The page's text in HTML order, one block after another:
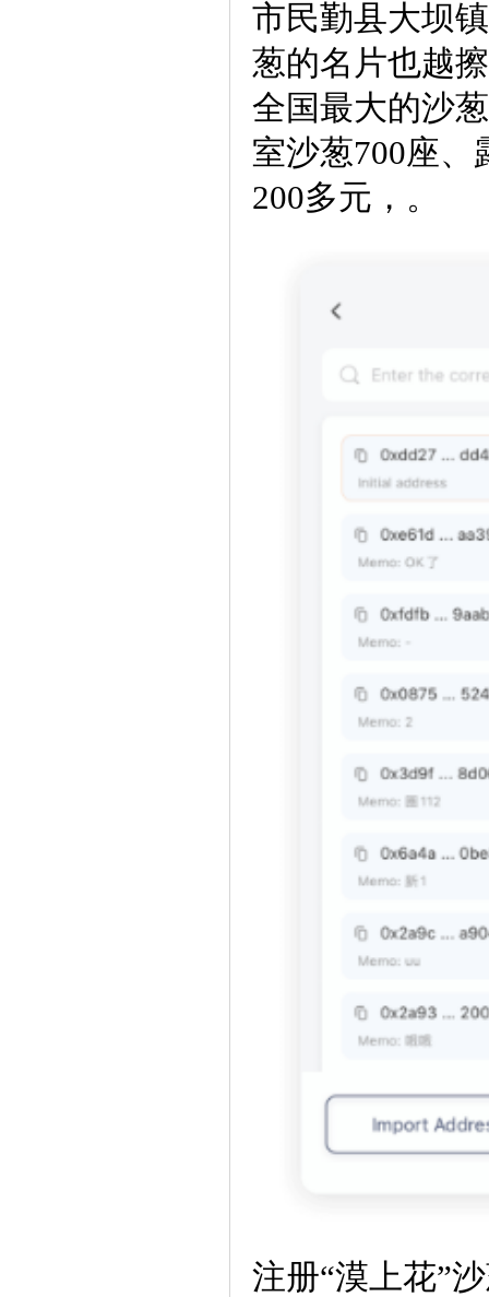
市民勤县大坝
葱的名片也越
全国最大的沙
室沙葱700座、
200多元，。
注册“漠上花”